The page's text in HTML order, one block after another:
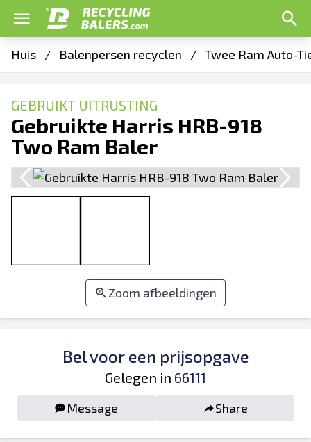
Huis / Balenpersen recyclen / Twee Ram Auto-
GEBRUIKT UITRUSTING
Gebruikte Harris HRB-918
Two Ram Baler
Zoom afbeeldingen
Bel voor een prijsopgave
Gelegen in 66111
Message Share